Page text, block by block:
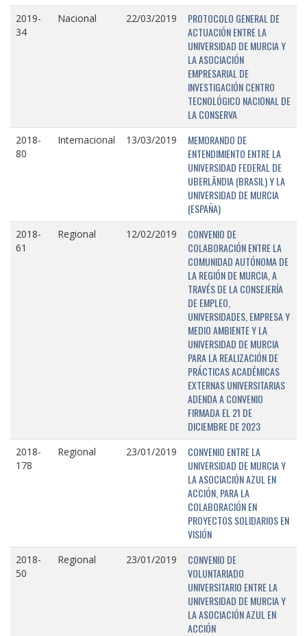
2019-
34
Nacional 22/03/2019
PROTOCOLO GENERAL DE
ACTUACIÓN ENTRE LA
UNIVERSIDAD DE MURCIA Y
LA ASOCIACIÓN
EMPRESARIAL DE
INVESTIGACIÓN CENTRO
TECNOLÓGICO NACIONAL DE
LA CONSERVA
2018-
80
Internacional 13/03/2019
MEMORANDO DE
ENTENDIMIENTO ENTRE LA
UNIVERSIDAD FEDERAL DE
UBERLÂNDIA (BRASIL) Y LA
UNIVERSIDAD DE MURCIA
(ESPAÑA)
2018-
61
Regional 12/02/2019
CONVENIO DE
COLABORACIÓN ENTRE LA
COMUNIDAD AUTÓNOMA DE
LA REGIÓN DE MURCIA, A
TRAVÉS DE LA CONSEJERÍA
DE EMPLEO,
UNIVERSIDADES, EMPRESA Y
MEDIO AMBIENTE Y LA
UNIVERSIDAD DE MURCIA
PARA LA REALIZACIÓN DE
PRÁCTICAS ACADÉMICAS
EXTERNAS UNIVERSITARIAS
ADENDA A CONVENIO
FIRMADA EL 21 DE
DICIEMBRE DE 2023
2018-
178
Regional 23/01/2019
CONVENIO ENTRE LA
UNIVERSIDAD DE MURCIA Y
LA ASOCIACIÓN AZUL EN
ACCIÓN, PARA LA
COLABORACIÓN EN
PROYECTOS SOLIDARIOS EN
VISIÓN
2018-
50
Regional 23/01/2019
CONVENIO DE
VOLUNTARIADO
UNIVERSITARIO ENTRE LA
UNIVERSIDAD DE MURCIA Y
LA ASOCIACIÓN AZUL EN
ACCIÓN